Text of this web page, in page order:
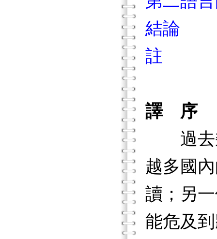
結論
註
譯 序
過去幾
越多國
讀；另
能危及